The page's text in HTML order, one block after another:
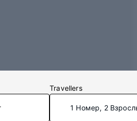
Travellers
1 Номер, 2